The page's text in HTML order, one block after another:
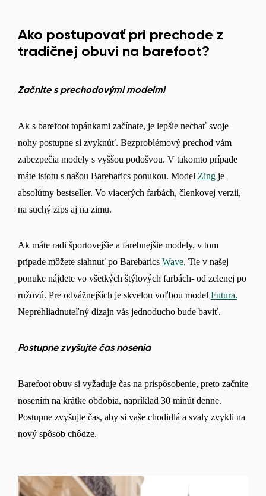
Ako postupovať pri prechode z
tradičnej obuvi na barefoot?
Začnite s prechodovými modelmi
Ak s barefoot topánkami začínate, je lepšie nechať svoje
nohy postupne si zvyknúť. Bezproblémový prechod vám
zabezpečia modely s vyššou podošvou. V takomto prípade
máte istotu s našou Barebarics ponukou. Model Zing je
absolútny bestseller. Vo viacerých farbách, členkovej verzii,
na suchý zips aj na zimu.
Ak máte radi športovejšie a farebnejšie modely, v tom
prípade môžete siahnuť po Barebarics Wave. Tie v našej
ponuke nájdete vo všetkých štýlových farbách- od zelenej po
ružovú. Pre odvážnejších je skvelou voľbou model Futura.
Neprehliadnuteľný dizajn vás jednoducho bude baviť.
Postupne zvyšujte čas nosenia
Barefoot obuv si vyžaduje čas na prispôsobenie, preto začnite
nosením na krátke obdobia, napríklad 30 minút denne.
Postupne zvyšujte čas, aby si vaše chodidlá a svaly zvykli na
nový spôsob chôdze.